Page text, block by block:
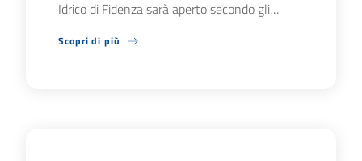
Idrico di Fidenza sarà aperto secondo gli…
Scopri di più